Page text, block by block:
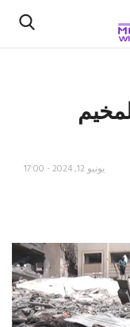
يونيو 12, 2024 - 17:00